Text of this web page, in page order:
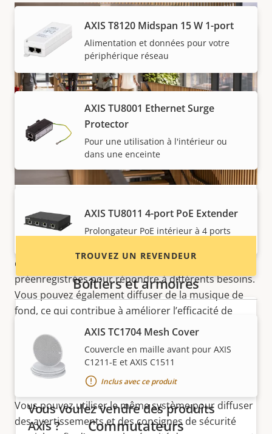
Le modèle AXIS C1211-E rend les annonces audio
de mélanger des annonces en direct ou
préenregistrées pour répondre à différents besoins.
Vous pouvez également diffuser de la musique de
fond, ce qui contribue à améliorer l’efficacité de
l’entreprise et l’expérience du client. Et, grâce à
l’application AXIS Audio Manager Edge intégrée, vous
pouvez gérer et contrôler votre système audio via
n’importe quel navigateur Web standard, localement
Vous pouvez utiliser le même système pour diffuser
des avertissements et des consignes de sécurité
AXIS T8120 Midspan 15 W 1-port
Alimentation et données pour votre
périphérique réseau
AXIS TU8001 Ethernet Surge
Protector
Pour une utilisation à l'intérieur ou
dans une enceinte
AXIS TU8011 4-port PoE Extender
Prolongateur PoE intérieur à 4 ports
Boîtiers et armoires
AXIS TC1704 Mesh Cover
Couvercle en maille avant pour AXIS
C1211-E et AXIS C1511
Inclus avec ce produit
Commutateurs
Vous voulez acheter des produits
Trouvez des revendeurs, des intégrateurs
systèmes Axis.
TROUVEZ UN REVENDEUR
Vous voulez vendre des produits
Axis ?